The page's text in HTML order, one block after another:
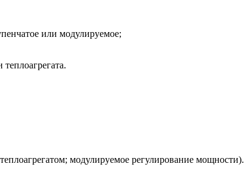
или модулируемое;
модулируемое регулирование мощности).